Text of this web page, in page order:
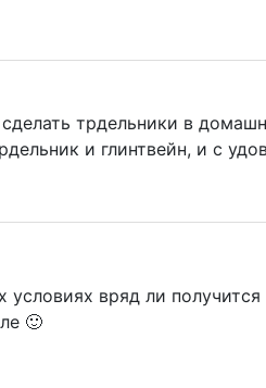
трдельники в
и глинтвейн, и с
вряд ли
🙂